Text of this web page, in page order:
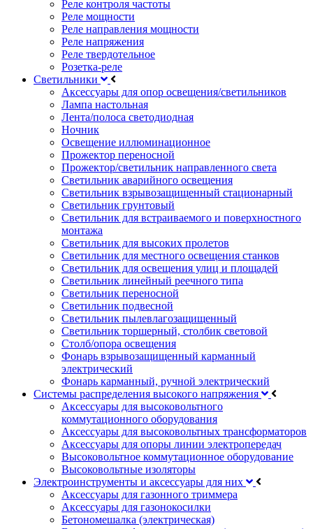
Реле контроля частоты
Реле мощности
Реле направления мощности
Реле напряжения
Реле твердотельное
Розетка-реле
Светильники
Аксессуары для опор освещения/светильников
Лампа настольная
Лента/полоса светодиодная
Ночник
Освещение иллюминационное
Прожектор переносной
Прожектор/светильник направленного света
Светильник аварийного освещения
Светильник взрывозащищенный стационарный
Светильник грунтовый
Светильник для встраиваемого и поверхностного
монтажа
Светильник для высоких пролетов
Светильник для местного освещения станков
Светильник для освещения улиц и площадей
Светильник линейный реечного типа
Светильник переносной
Светильник подвесной
Светильник пылевлагозащищенный
Светильник торшерный, столбик световой
Столб/опора освещения
Фонарь взрывозащищенный карманный
электрический
Фонарь карманный, ручной электрический
Системы распределения высокого напряжения
Аксессуары для высоковольтного
коммутационного оборудования
Аксессуары для высоковольтных трансформаторов
Аксессуары для опоры линии электропередач
Высоковольтное коммутационное оборудование
Высоковольтные изоляторы
Электроинструменты и аксессуары для них
Аксессуары для газонного триммера
Аксессуары для газонокосилки
Бетономешалка (электрическая)